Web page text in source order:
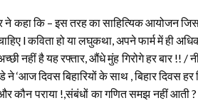
ने कहा कि – इस तरह का साहित्यिक आयोजन
l कविता हो या लघुकथा, अपने फार्म में ही
नहीं है यह रफ्तार, औंधे मुंह गिरोगे हर बार !! /
‘आज दिवस बिहारियों के साथ , बिहार दिवस
कौन पराया !,संबंधों का गणित समझ नहीं आती